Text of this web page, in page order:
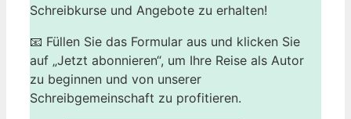
Schreibkurse und Angebote zu erhalten!
📧 Füllen Sie das Formular aus und klicken Sie
auf „Jetzt abonnieren“, um Ihre Reise als Autor
zu beginnen und von unserer
Schreibgemeinschaft zu profitieren.